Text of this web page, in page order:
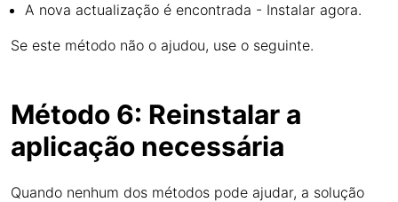
A nova actualização é encontrada - Instalar agora.
Se este método não o ajudou, use o seguinte.
Método 6: Reinstalar a
aplicação necessária
Quando nenhum dos métodos pode ajudar, a solução